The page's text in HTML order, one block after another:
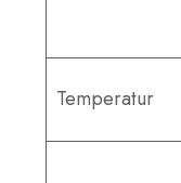
Temperatur